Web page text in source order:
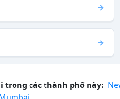
trong các thành phố này: